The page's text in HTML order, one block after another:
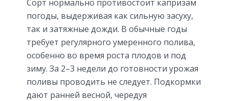
Сорт нормально противостоит капризам
погоды, выдерживая как сильную засуху,
так и затяжные дожди. В обычные годы
требует регулярного умеренного полива,
особенно во время роста плодов и под
зиму. За 2–3 недели до готовности урожая
поливы проводить не следует. Подкормки
дают ранней весной, чередуя